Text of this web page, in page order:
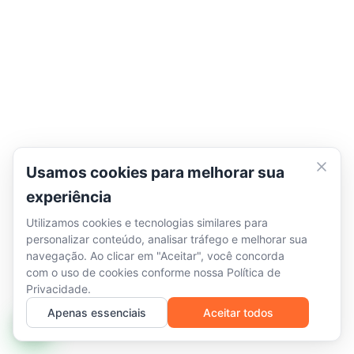
Usamos cookies para melhorar sua
experiência
Utilizamos cookies e tecnologias similares para
personalizar conteúdo, analisar tráfego e melhorar sua
navegação. Ao clicar em "Aceitar", você concorda
com o uso de cookies conforme nossa Política de
Privacidade.
Apenas essenciais
Aceitar todos